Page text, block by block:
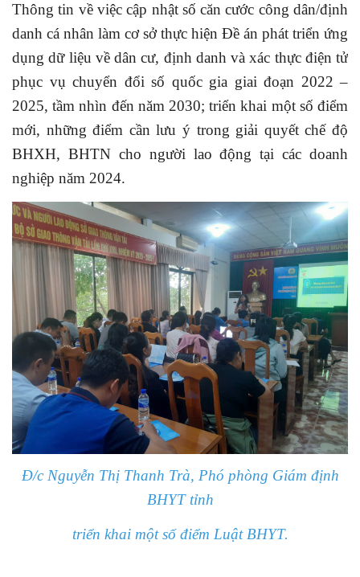
Thông tin về việc cập nhật số căn cước công dân/định
danh cá nhân làm cơ sở thực hiện Đề án phát triển ứng
dụng dữ liệu về dân cư, định danh và xác thực điện tử
phục vụ chuyển đổi số quốc gia giai đoạn 2022 –
2025, tầm nhìn đến năm 2030; triển khai một số điểm
mới, những điểm cần lưu ý trong giải quyết chế độ
BHXH, BHTN cho người lao động tại các doanh
nghiệp năm 2024.
Đ/c Nguyễn Thị Thanh Trà, Phó phòng Giám định
BHYT tỉnh
triển khai một số điểm Luật BHYT.